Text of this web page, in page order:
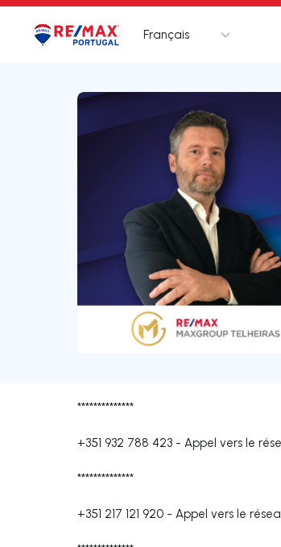
Logo Aller à la page d’accueil
Français
**************
+351 932 788 423 - Appel vers le
**************
+351 217 121 920 - Appel vers le